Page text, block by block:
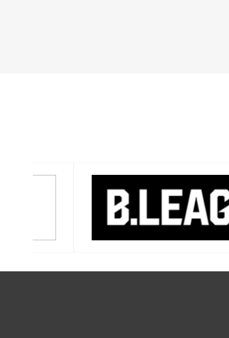
バナー一覧